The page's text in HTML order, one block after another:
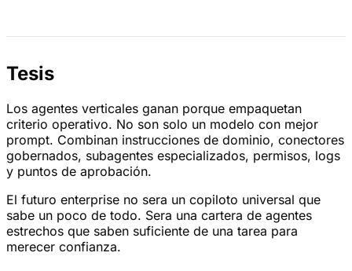
Tesis
Los agentes verticales ganan porque empaquetan
criterio operativo. No son solo un modelo con mejor
prompt. Combinan instrucciones de dominio, conectores
gobernados, subagentes especializados, permisos, logs
y puntos de aprobación.
El futuro enterprise no sera un copiloto universal que
sabe un poco de todo. Sera una cartera de agentes
estrechos que saben suficiente de una tarea para
merecer confianza.